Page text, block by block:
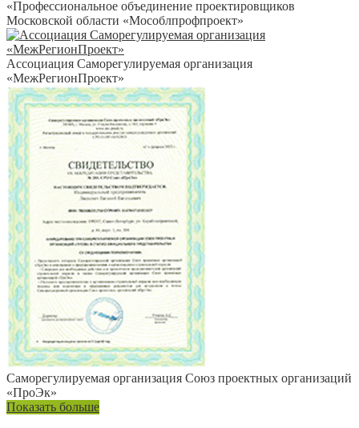
«Профессиональное объединение проектировщиков
Московской области «Мособлпрофпроект»
Ассоциация Саморегулируемая организация
«МежРегионПроект»
Саморегулируемая организация Союз проектных организаций
«ПроЭк»
Показать больше